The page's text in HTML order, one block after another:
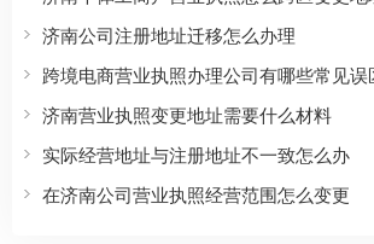
济南公司注册地址迁移怎么办理
跨境电商营业执照办理公司有哪些常见误
济南营业执照变更地址需要什么材料
实际经营地址与注册地址不一致怎么办
在济南公司营业执照经营范围怎么变更